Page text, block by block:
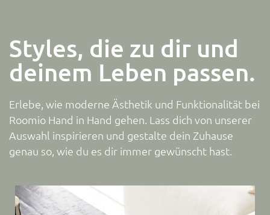
Styles, die zu dir und
deinem Leben passen.
Erlebe, wie moderne Ästhetik und Funktionalität bei
Roomio Hand in Hand gehen. Lass dich von unserer
Auswahl inspirieren und gestalte dein Zuhause
genau so, wie du es dir immer gewünscht hast.